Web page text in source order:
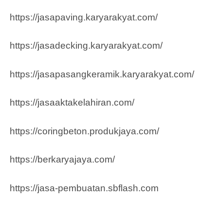
https://jasapaving.karyarakyat.com/
https://jasadecking.karyarakyat.com/
https://jasapasangkeramik.karyarakyat.com/
https://jasaaktakelahiran.com/
https://coringbeton.produkjaya.com/
https://berkaryajaya.com/
https://jasa-pembuatan.sbflash.com